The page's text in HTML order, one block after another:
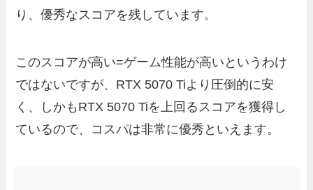
り、優秀なスコアを残しています。
このスコアが高い=ゲーム性能が高いというわけ
ではないですが、RTX 5070 Tiより圧倒的に安
く、しかもRTX 5070 Tiを上回るスコアを獲得し
ているので、コスパは非常に優秀といえます。